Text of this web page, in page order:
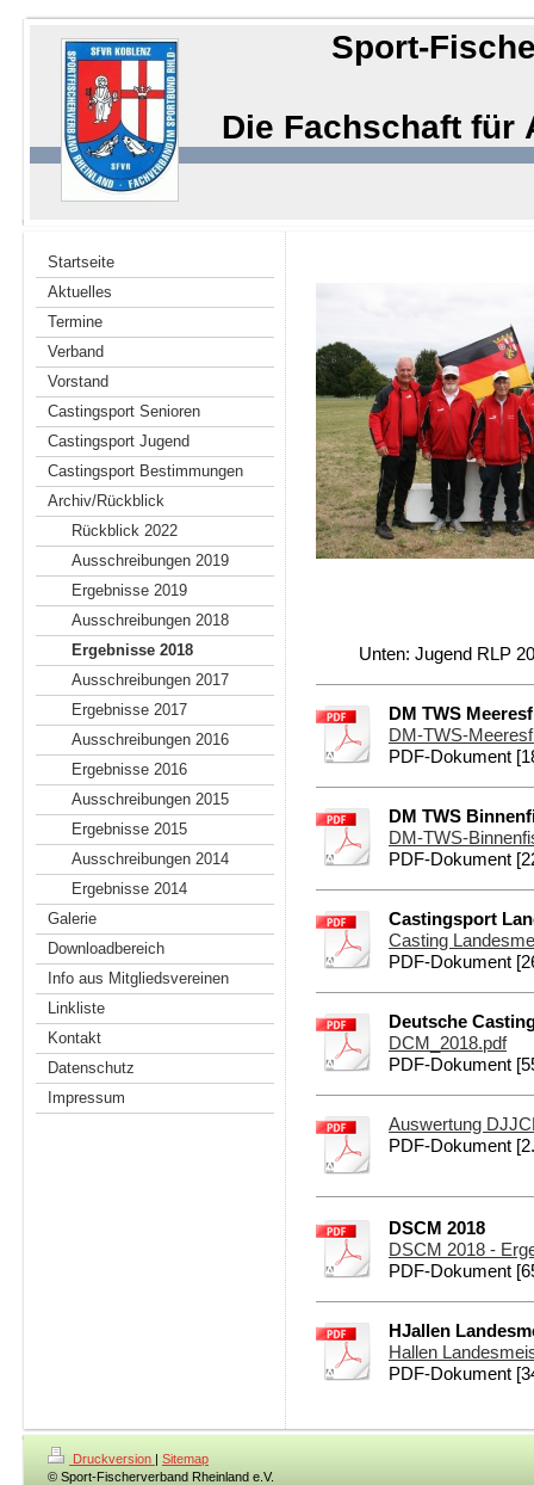
Sport-
Die Fachschaft für
Startseite
Aktuelles
Termine
Verband
Vorstand
Castingsport Senioren
Castingsport Jugend
Castingsport Bestimmungen
Archiv/Rückblick
Rückblick 2022
Ausschreibungen 2019
Ergebnisse 2019
Ausschreibungen 2018
Ergebnisse 2018
Ausschreibungen 2017
Ergebnisse 2017
Ausschreibungen 2016
Ergebnisse 2016
Ausschreibungen 2015
Ergebnisse 2015
Ausschreibungen 2014
Ergebnisse 2014
Galerie
Downloadbereich
Info aus Mitgliedsvereinen
Linkliste
Kontakt
Datenschutz
Impressum
Unten: Jugend RLP
DM TWS
DM-TWS-
PDF-Dokument
DM TWS
DM-TWS-
PDF-Dokument
Castingsport
Casting
PDF-Dokument
Deutsche
DCM_2018.pdf
PDF-Dokument
Auswertung
PDF-Dokument
DSCM 2018
DSCM 2018 -
PDF-Dokument
HJallen
Hallen
PDF-Dokument
Druckversion | Sitemap
© Sport-Fischerverband Rheinland e.V.